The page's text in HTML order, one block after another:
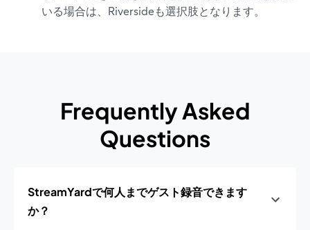
いる場合は、Riversideも選択肢となります。
Frequently Asked
Questions
StreamYardで何人までゲスト録音できます
か？